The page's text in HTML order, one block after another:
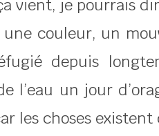
vient, je pourrais
couleur, un
depuis
l’eau un jour
les choses existent